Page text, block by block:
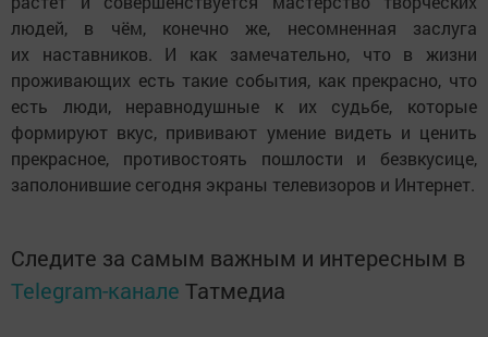
людей, в чём, конечно же, несомненная заслуга
их наставников. И как замечательно, что в жизни
проживающих есть такие события, как прекрасно, что
есть люди, неравнодушные к их судьбе, которые
формируют вкус, прививают умение видеть и ценить
прекрасное, противостоять пошлости и безвкусице,
заполонившие сегодня экраны телевизоров и Интернет.
Следите за самым важным и интересным в
Telegram-канале Татмедиа